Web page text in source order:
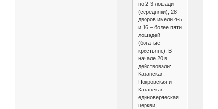
по 2-3 лошади
(середняки), 28
дворов имели 4-5
и 16 – более пяти
лошадей
(богатые
крестьяне). В
начале 20 в.
действовали:
Казанская,
Покровская и
Казанская
единоверческая
церкви,